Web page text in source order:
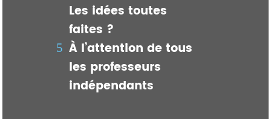
Les idées toutes
faites ?
À l’attention de tous
les professeurs
indépendants